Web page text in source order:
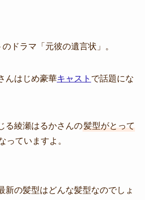
ドラマ「元彼の遺言状」。
んはじめ豪華キャスト で話題にな
る綾瀬はるかさんの髪型がとって
っていますよ。
新の髪型はどんな髪型なのでしょ